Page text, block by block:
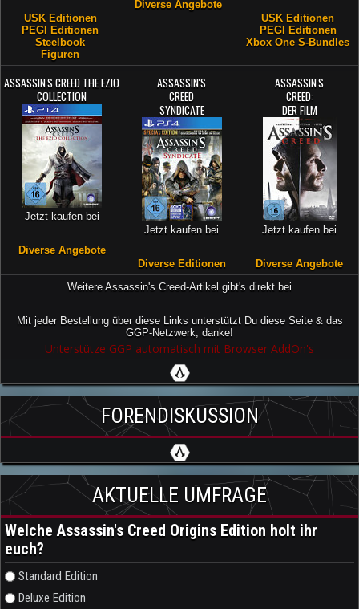
USK Editionen
PEGI Editionen
Steelbook
Figuren
Diverse Angebote
USK Editionen
PEGI Editionen
Xbox One S-Bundles
ASSASSIN'S CREED THE EZIO
COLLECTION
Jetzt kaufen bei
Diverse Angebote
ASSASSIN'S
CREED
SYNDICATE
Jetzt kaufen bei
Diverse Editionen
ASSASSIN'S
CREED:
DER FILM
Jetzt kaufen bei
Diverse Angebote
Weitere Assassin's Creed-Artikel gibt's direkt bei
Mit jeder Bestellung über diese Links unterstützt Du diese Seite & das
GGP-Netzwerk, danke!
Unterstütze GGP automatisch mit Browser AddOn's
FORENDISKUSSION
AKTUELLE UMFRAGE
Welche Assassin's Creed Origins Edition holt ihr
euch?
Auswahlmöglichkeiten
Standard Edition
Deluxe Edition